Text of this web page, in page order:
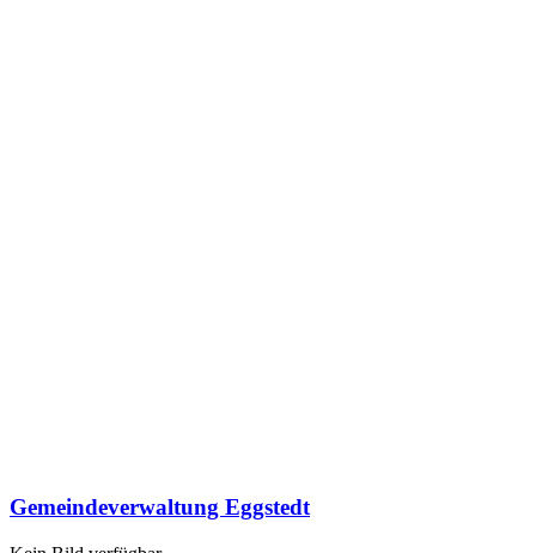
Gemeindeverwaltung Eggstedt